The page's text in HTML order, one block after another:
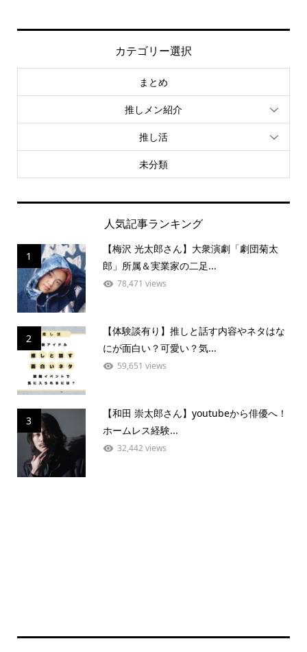
カテゴリー選択
まとめ
推しメン紹介
推し活
未分類
人気記事ランキング
1
【梅沢 光太郎さん】大衆演劇「劇団菊太
郎」所属＆実業家の二足...
78,471 views
2
【体験談有り】推しと話す内容やネタはな
にが面白い？可愛い？気...
59,651 views
3
【和田 崇太郎さん】youtubeから俳優へ！
ホームレス経験...
32,442 views